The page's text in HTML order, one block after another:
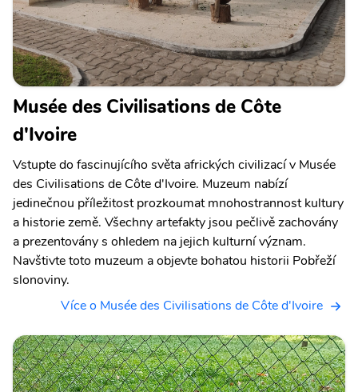
Musée des Civilisations de Côte
d'Ivoire
Vstupte do fascinujícího světa afrických civilizací v Musée
des Civilisations de Côte d'Ivoire. Muzeum nabízí
jedinečnou příležitost prozkoumat mnohostrannost kultury
a historie země. Všechny artefakty jsou pečlivě zachovány
a prezentovány s ohledem na jejich kulturní význam.
Navštivte toto muzeum a objevte bohatou historii Pobřeží
slonoviny.
Více o Musée des Civilisations de Côte d'Ivoire